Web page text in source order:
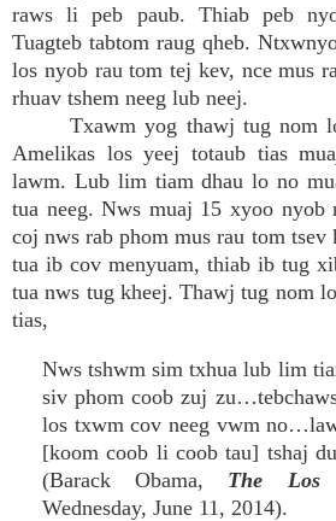
raws li peb paub. Thiab peb
Tuagteb tabtom raug qheb.
los nyob rau tom tej kev, nce mus
rhuav tshem neeg lub neej.
Txawm yog thawj tug nom
Amelikas los yeej totaub tias
lawm. Lub lim tiam dhau lo no
tua neeg. Nws muaj 15 xyoo nyob
coj nws rab phom mus rau tom
tua ib cov menyuam, thiab ib tug
tua nws tug kheej. Thawj tug nom
tias,
Nws tshwm sim txhua lub lim
siv phom coob zuj
los txwm cov neeg vwm
[koom coob li coob tau] tshaj
(Barack Obama, The Los
Wednesday, June 11, 2014).